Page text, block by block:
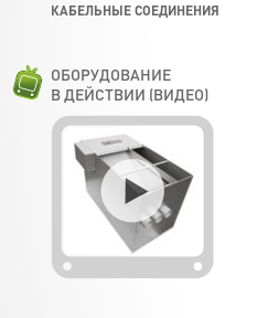
КАБЕЛЬНЫЕ СОЕДИНЕНИЯ
ОБОРУДОВАНИЕ
В ДЕЙСТВИИ (ВИДЕО)